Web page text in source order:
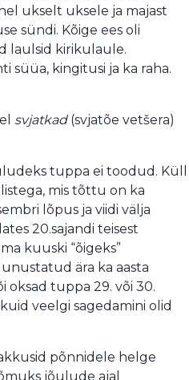
ukselt uksele ja majast
sündi. Kõige ees oli
laulsid kirikulaule.
süüa, kingitusi ja ka raha.
svjatkad(svjatõe vetšera)
tuppa ei toodud. Küll
mis tõttu on ka
lõpus ja viidi välja
20.sajandi teisest
kuuski “õigeks”
ära ka aasta
oksad tuppa 29. või 30.
veelgi sagedamini olid
põnnidele helge
jõulude ajal